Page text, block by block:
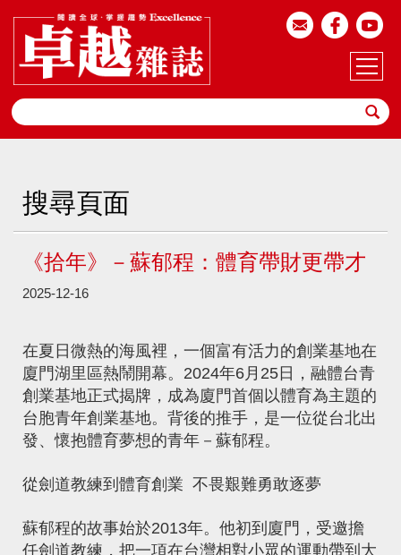
搜尋頁面
《拾年》－蘇郁程：體育帶財更帶才
2025-12-16
在夏日微熱的海風裡，一個富有活力的創業基地在
廈門湖里區熱鬧開幕。2024年6月25日，融體台青
創業基地正式揭牌，成為廈門首個以體育為主題的
台胞青年創業基地。背後的推手，是一位從台北出
發、懷抱體育夢想的青年－蘇郁程。
從劍道教練到體育創業 不畏艱難勇敢逐夢
蘇郁程的故事始於2013年。他初到廈門，受邀擔
任劍道教練，把一項在台灣相對小眾的運動帶到大